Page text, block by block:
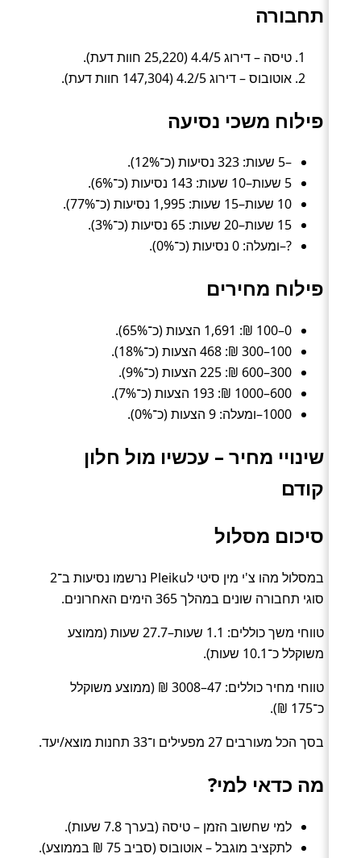
תחבורה
טיסה – דירוג 4.4/5 (25,220 חוות דעת).
אוטובוס – דירוג 4.2/5 (147,304 חוות דעת).
פילוח משכי נסיעה
–5 שעות: 323 נסיעות (כ־12%).
5 שעות–10 שעות: 143 נסיעות (כ־6%).
10 שעות–15 שעות: 1,995 נסיעות (כ־77%).
15 שעות–20 שעות: 65 נסיעות (כ־3%).
?–ומעלה: 0 נסיעות (כ־0%).
פילוח מחירים
0–100 ₪: 1,691 הצעות (כ־65%).
100–300 ₪: 468 הצעות (כ־18%).
300–600 ₪: 225 הצעות (כ־9%).
600–1000 ₪: 193 הצעות (כ־7%).
1000–ומעלה: 9 הצעות (כ־0%).
שינויי מחיר – עכשיו מול חלון
קודם
סיכום מסלול
במסלול מהו צ'י מין סיטי לPleiku נרשמו נסיעות ב־2
סוגי תחבורה שונים במהלך 365 הימים האחרונים.
טווחי משך כוללים: 1.1 שעות–27.7 שעות (ממוצע
משוקלל כ־10.1 שעות).
טווחי מחיר כוללים: 47–3008 ₪ (ממוצע משוקלל
כ־175 ₪).
בסך הכל מעורבים 27 מפעילים ו־33 תחנות מוצא/יעד.
מה כדאי למי?
למי שחשוב הזמן – טיסה (בערך 7.8 שעות).
לתקציב מוגבל – אוטובוס (סביב 75 ₪ בממוצע).